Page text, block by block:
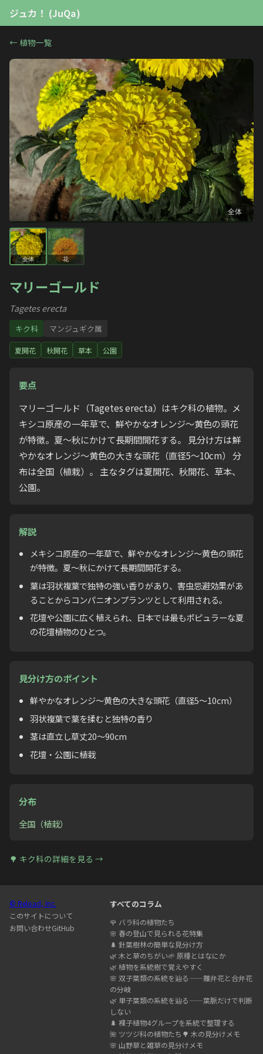
ジュカ！ (JuQa)
← 植物一覧
全体
全体 花
マリーゴールド
Tagetes erecta
キク科 マンジュギク属
夏開花 秋開花 草本 公園
要点
マリーゴールド（Tagetes erecta）はキク科の植物。メ
キシコ原産の一年草で、鮮やかなオレンジ〜黄色の頭花
が特徴。夏〜秋にかけて長期間開花する。 見分け方は鮮
やかなオレンジ〜黄色の大きな頭花（直径5〜10cm） 分
布は全国（植栽）。 主なタグは夏開花、秋開花、草本、
公園。
解説
メキシコ原産の一年草で、鮮やかなオレンジ〜黄色の頭花
が特徴。夏〜秋にかけて長期間開花する。
葉は羽状複葉で独特の強い香りがあり、害虫忌避効果があ
ることからコンパニオンプランツとして利用される。
花壇や公園に広く植えられ、日本では最もポピュラーな夏
の花壇植物のひとつ。
見分け方のポイント
鮮やかなオレンジ〜黄色の大きな頭花（直径5〜10cm）
羽状複葉で葉を揉むと独特の香り
茎は直立し草丈20〜90cm
花壇・公園に植栽
分布
全国（植栽）
🌳 キク科の詳細を見る →
© Reload, Inc.
このサイトについて
お問い合わせGitHub
すべてのコラム
🌹 バラ科の植物たち
🌸 春の登山で見られる花特集
🌲 針葉樹林の簡単な見分け方
🌿 木と草のちがい🌱 原種とはなにか
🌿 植物を系統樹で覚えやすく
🌸 双子葉類の系統を辿る——離弁花と合弁花
の分岐
🌿 単子葉類の系統を辿る——葉脈だけで判断
しない
🌲 裸子植物4グループを系統で整理する
🌺 ツツジ科の植物たち 🌳 木の見分けメモ
🌸 山野草と雑草の見分けメモ